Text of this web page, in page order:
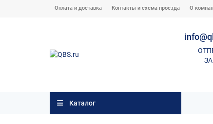
Оплата и доставка Контакты и схема проезда О
Каталог